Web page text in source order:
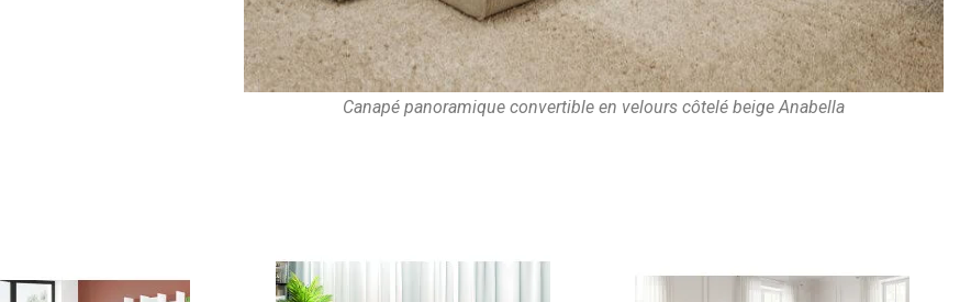
Canapé panoramique convertible en velours côtelé beige Anabella